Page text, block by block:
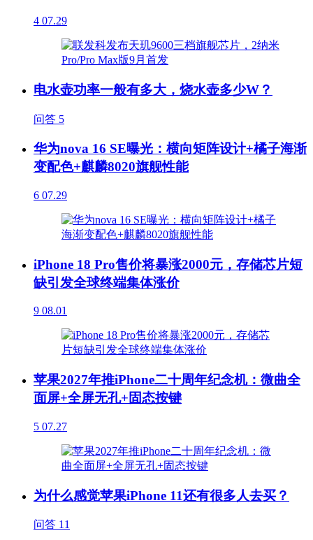
4 07.29
电水壶功率一般有多大，烧水壶多少W？
问答 5
华为nova 16 SE曝光：横向矩阵设计+橘子海渐
变配色+麒麟8020旗舰性能
6 07.29
iPhone 18 Pro售价将暴涨2000元，存储芯片短
缺引发全球终端集体涨价
9 08.01
苹果2027年推iPhone二十周年纪念机：微曲全
面屏+全屏无孔+固态按键
5 07.27
为什么感觉苹果iPhone 11还有很多人去买？
问答 11